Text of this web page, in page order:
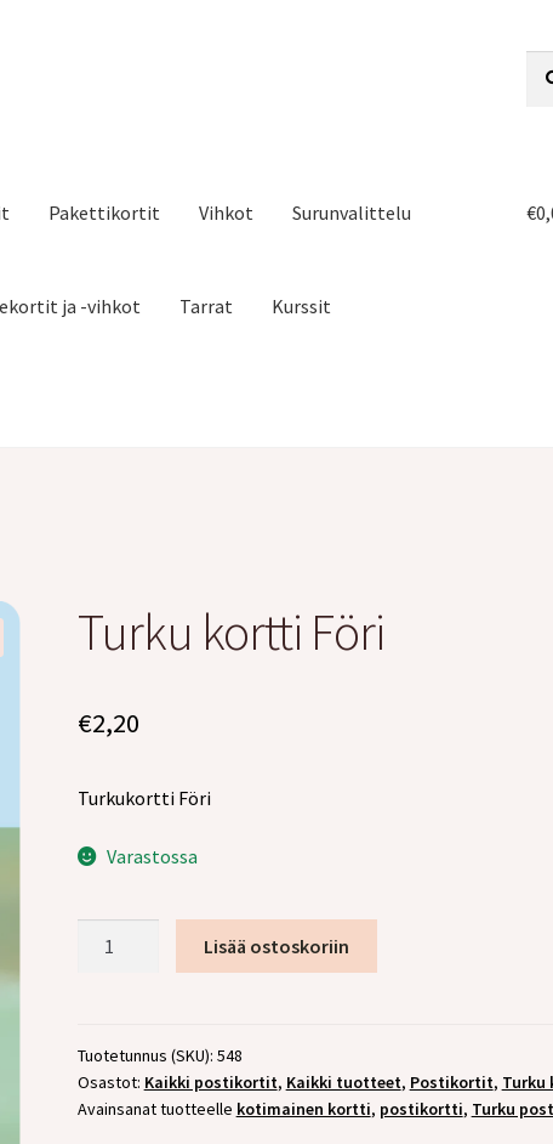
Pakettikortit Vihkot Surunvalittelu
ja -vihkot Tarrat Kurssit
€
Turku kortti Föri
€2,20
Turkukortti Föri
Varastossa
Lisää ostoskoriin
Tuotetunnus (SKU): 548
Osastot: Kaikki postikortit, Kaikki tuotteet, Postikortit,
Avainsanat tuotteelle kotimainen kortti, postikortti, Turku